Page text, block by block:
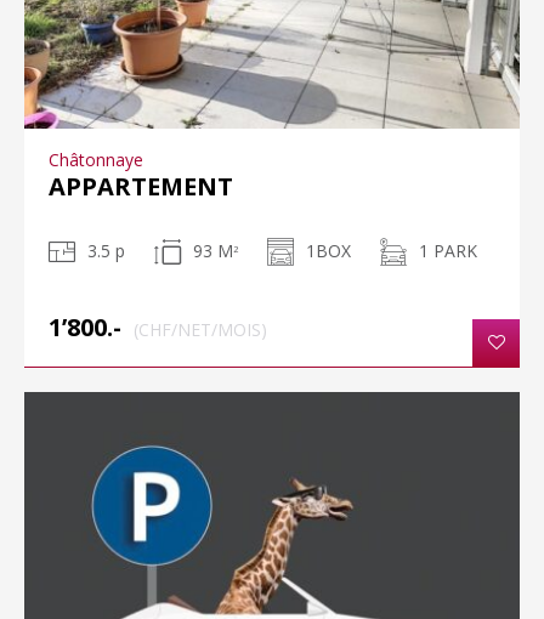
Châtonnaye
APPARTEMENT
3.5 p 93 M 2 1BOX 1 PARK
1’800.- (CHF/NET/MOIS)